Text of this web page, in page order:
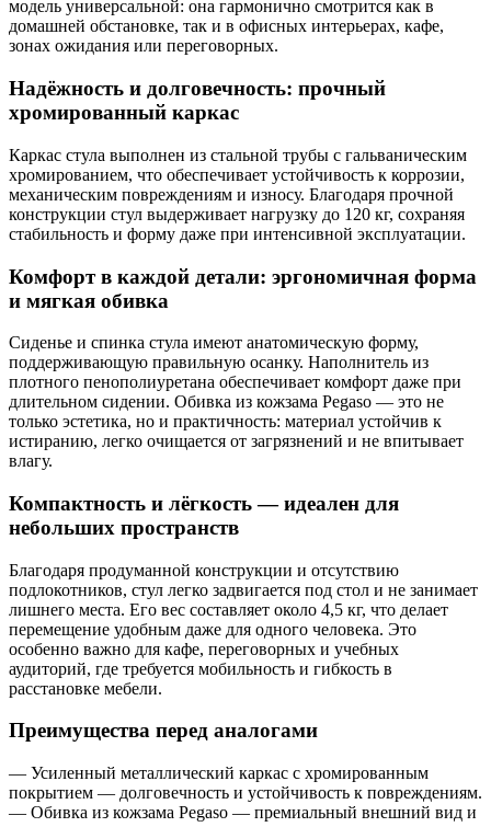
модель универсальной: она гармонично смотрится как в
домашней обстановке, так и в офисных интерьерах, кафе,
зонах ожидания или переговорных.
Надёжность и долговечность: прочный
хромированный каркас
Каркас стула выполнен из стальной трубы с гальваническим
хромированием, что обеспечивает устойчивость к коррозии,
механическим повреждениям и износу. Благодаря прочной
конструкции стул выдерживает нагрузку до 120 кг, сохраняя
стабильность и форму даже при интенсивной эксплуатации.
Комфорт в каждой детали: эргономичная форма
и мягкая обивка
Сиденье и спинка стула имеют анатомическую форму,
поддерживающую правильную осанку. Наполнитель из
плотного пенополиуретана обеспечивает комфорт даже при
длительном сидении. Обивка из кожзама Pegaso — это не
только эстетика, но и практичность: материал устойчив к
истиранию, легко очищается от загрязнений и не впитывает
влагу.
Компактность и лёгкость — идеален для
небольших пространств
Благодаря продуманной конструкции и отсутствию
подлокотников, стул легко задвигается под стол и не занимает
лишнего места. Его вес составляет около 4,5 кг, что делает
перемещение удобным даже для одного человека. Это
особенно важно для кафе, переговорных и учебных
аудиторий, где требуется мобильность и гибкость в
расстановке мебели.
Преимущества перед аналогами
— Усиленный металлический каркас с хромированным
покрытием — долговечность и устойчивость к повреждениям.
— Обивка из кожзама Pegaso — премиальный внешний вид и